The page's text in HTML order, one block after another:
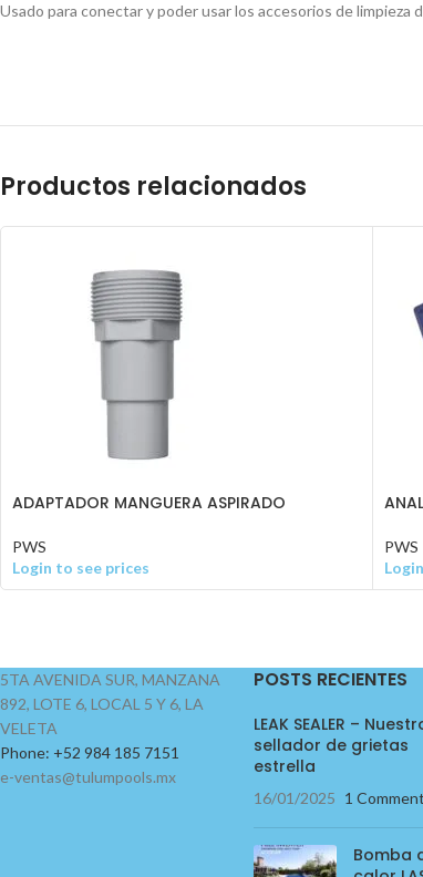
Usado para conectar y poder usar los accesorios de limpieza
Productos relacionados
ADAPTADOR MANGUERA ASPIRADO
PWS
Login to see prices
PWS
5TA AVENIDA SUR, MANZANA
892, LOTE 6, LOCAL 5 Y 6, LA
VELETA
Phone: +52 984 185 7151
e-ventas@tulumpools.mx
POSTS RECIENTES
LEAK SEALER –
sellador de grietas
estrella
16/01/2025 1 Comment
Bomba